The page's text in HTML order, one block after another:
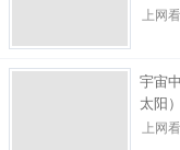
上网
宇宙
太阳）
上网